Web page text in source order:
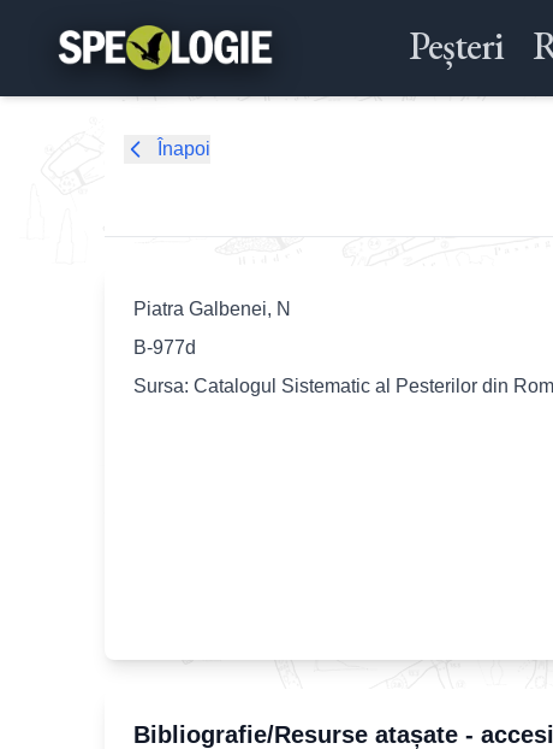
Peșteri
Înapoi
Piatra Galbenei, N
B-977d
Sursa: Catalogul Sistematic al Pesterilor din
Bibliografie/Resurse atașate -